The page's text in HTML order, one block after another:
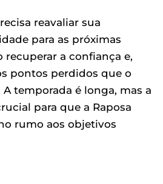
reavaliar sua
para as próximas
recuperar a confiança e,
pontos perdidos que o
temporada é longa, mas a
para que a Raposa
rumo aos objetivos